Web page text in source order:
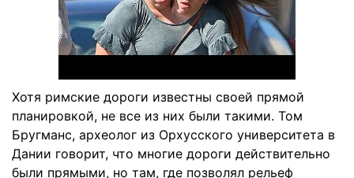
Хотя римские дороги известны своей прямой
планировкой, не все из них были такими. Том
Бругманс, археолог из Орхусского университета в
Дании говорит, что многие дороги действительно
были прямыми, но там, где позволял рельеф